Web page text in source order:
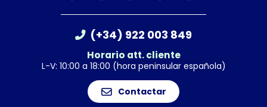
(+34) 922 003 849
Horario att. cliente
L-V: 10:00 a 18:00 (hora peninsular española)
Contactar